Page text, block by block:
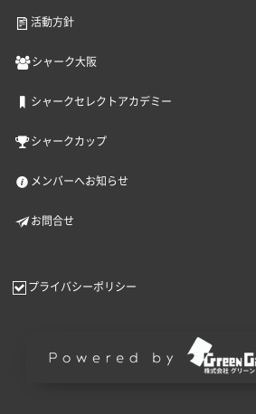
活動方針
シャーク大阪
シャークセレクトアカデミー
シャークカップ
メンバーへお知らせ
お問合せ
プライバシーポリシー